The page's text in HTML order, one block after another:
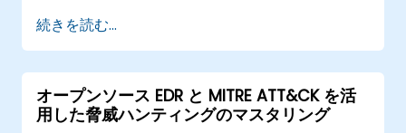
続きを読む...
オープンソース EDR と MITRE ATT&CK を活
用した脅威ハンティングのマスタリング